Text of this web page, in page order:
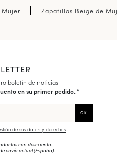
Zapatillas Beige de
boletín de noticias
en su primer pedido..*
de sus datos y derechos
con descuento.
envío actual (España).